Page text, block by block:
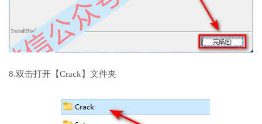
8.双击打开【Crack】文件夹